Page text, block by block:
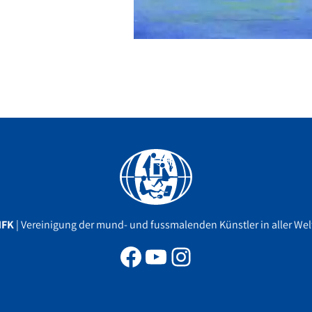
| Vereinigung der mund- und fussmalenden Künstler in aller
Facebook
YouTube
Instagram